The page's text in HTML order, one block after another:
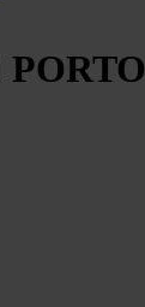
PORTO